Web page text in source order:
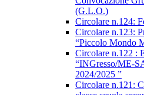
(G.L.O.)
Circolare n.124:
Circolare n.123:
“Piccolo Mondo
Circolare n.122 :
“INGresso/ME-
2024/2025 ”
Circolare n.121: